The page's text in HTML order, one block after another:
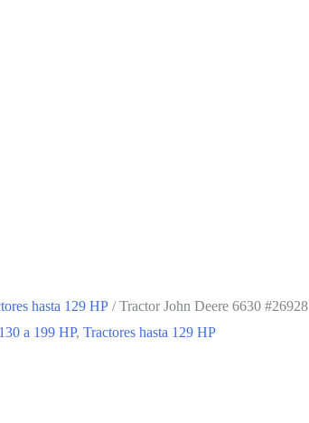
hasta 129 HP / Tractor John Deere 6630 #26928
a 199 HP, Tractores hasta 129 HP